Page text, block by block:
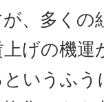
、多くの
げの機運
いうふう